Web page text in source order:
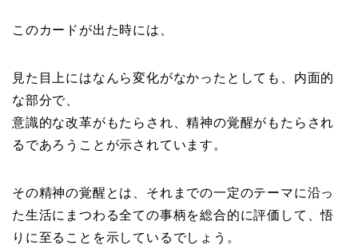
このカードが出た時には、
見た目上にはなんら変化がなかったとしても、内面的
な部分で、
意識的な改革がもたらされ、精神の覚醒がもたらされ
るであろうことが示されています。
その精神の覚醒とは、それまでの一定のテーマに沿っ
た生活にまつわる全ての事柄を総合的に評価して、悟
りに至ることを示しているでしょう。